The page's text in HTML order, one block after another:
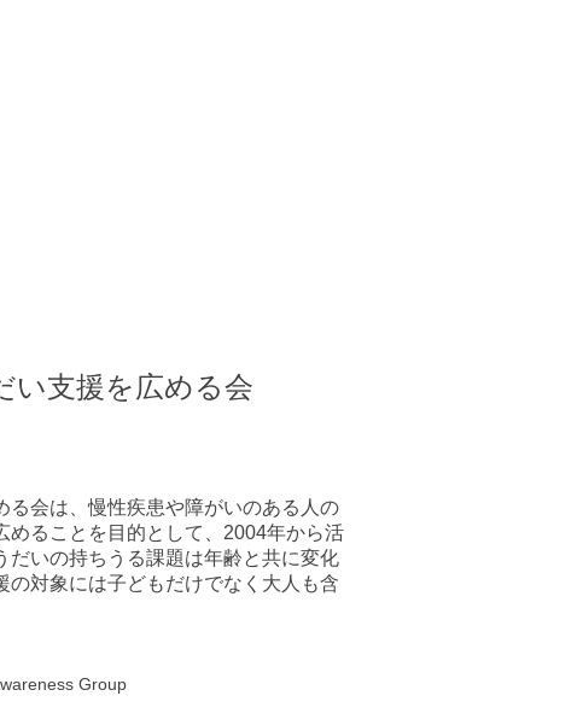
い支援を広める会
る会は、慢性疾患や障がいのある人の
めることを目的として、2004年から活
だいの持ちうる課題は年齢と共に変化
の対象には子どもだけでなく大人も含
Group